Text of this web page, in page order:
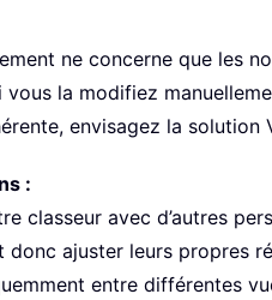
ne concerne que les
vous la modifiez
envisagez la
:
classeur avec d’autres
ajuster leurs propres
entre différentes